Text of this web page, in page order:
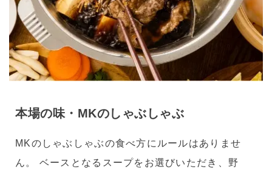
本場の味・MKのしゃぶしゃぶ
MKのしゃぶしゃぶの食べ方にルールはありませ
ん。 ベースとなるスープをお選びいただき、野